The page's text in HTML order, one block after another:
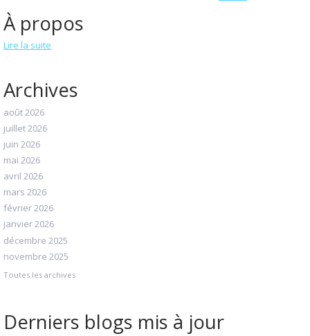
À propos
Lire la suite
Archives
août 2026
juillet 2026
juin 2026
mai 2026
avril 2026
mars 2026
février 2026
janvier 2026
décembre 2025
novembre 2025
Toutes les archives
Derniers blogs mis à jour